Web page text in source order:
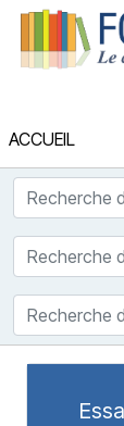
ACCUEIL
Recherche
Recherche de
Recherche